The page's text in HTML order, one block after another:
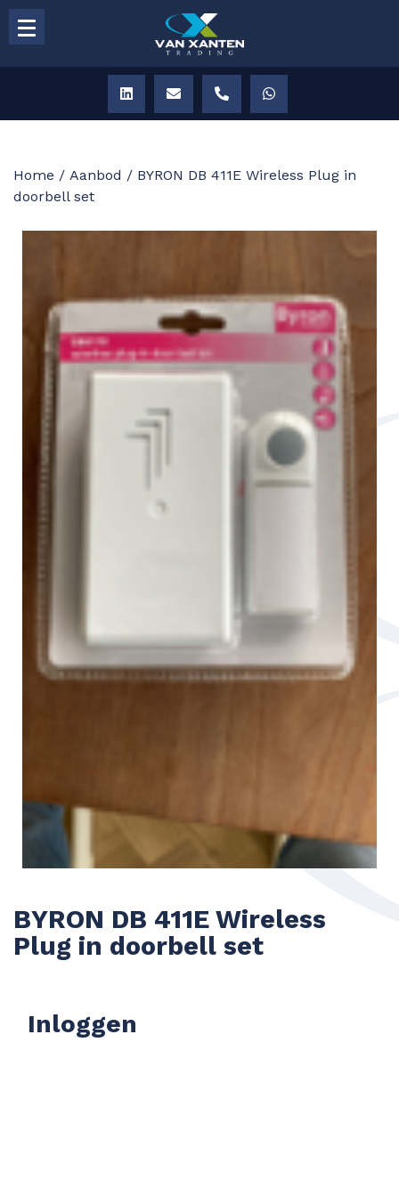
Home / Aanbod / BYRON DB 411E Wireless Plug in
doorbell set
BYRON DB 411E Wireless
Plug in doorbell set
Inloggen